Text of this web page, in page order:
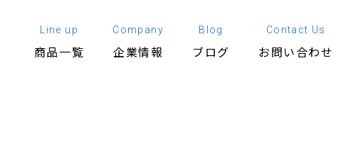
Line up
商品一覧
Company
企業情報
Blog
ブログ
Contact Us
お問い合わせ